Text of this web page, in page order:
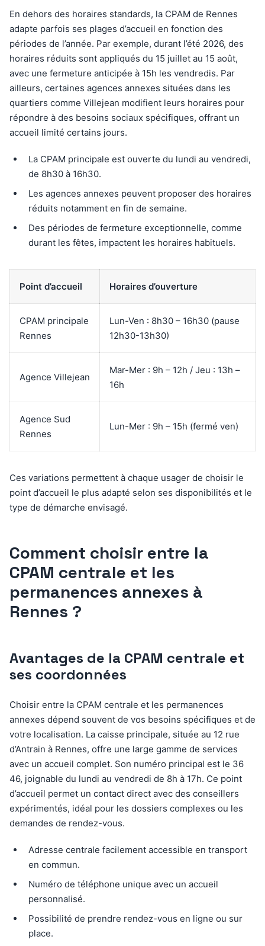
En dehors des horaires standards, la CPAM de Rennes
adapte parfois ses plages d’accueil en fonction des
périodes de l’année. Par exemple, durant l’été 2026, des
horaires réduits sont appliqués du 15 juillet au 15 août,
avec une fermeture anticipée à 15h les vendredis. Par
ailleurs, certaines agences annexes situées dans les
quartiers comme Villejean modifient leurs horaires pour
répondre à des besoins sociaux spécifiques, offrant un
accueil limité certains jours.
La CPAM principale est ouverte du lundi au vendredi,
de 8h30 à 16h30.
Les agences annexes peuvent proposer des horaires
réduits notamment en fin de semaine.
Des périodes de fermeture exceptionnelle, comme
durant les fêtes, impactent les horaires habituels.
Point d’accueil Horaires d’ouverture
CPAM principale
Rennes
Lun-Ven : 8h30 – 16h30 (pause
12h30-13h30)
Agence Villejean
Mar-Mer : 9h – 12h / Jeu : 13h –
16h
Agence Sud
Rennes
Lun-Mer : 9h – 15h (fermé ven)
Ces variations permettent à chaque usager de choisir le
point d’accueil le plus adapté selon ses disponibilités et le
type de démarche envisagé.
Comment choisir entre la
CPAM centrale et les
permanences annexes à
Rennes ?
Avantages de la CPAM centrale et
ses coordonnées
Choisir entre la CPAM centrale et les permanences
annexes dépend souvent de vos besoins spécifiques et de
votre localisation. La caisse principale, située au 12 rue
d’Antrain à Rennes, offre une large gamme de services
avec un accueil complet. Son numéro principal est le 36
46, joignable du lundi au vendredi de 8h à 17h. Ce point
d’accueil permet un contact direct avec des conseillers
expérimentés, idéal pour les dossiers complexes ou les
demandes de rendez-vous.
Adresse centrale facilement accessible en transport
en commun.
Numéro de téléphone unique avec un accueil
personnalisé.
Possibilité de prendre rendez-vous en ligne ou sur
place.